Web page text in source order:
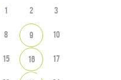
1 2 3
8 9 10
15 16 17